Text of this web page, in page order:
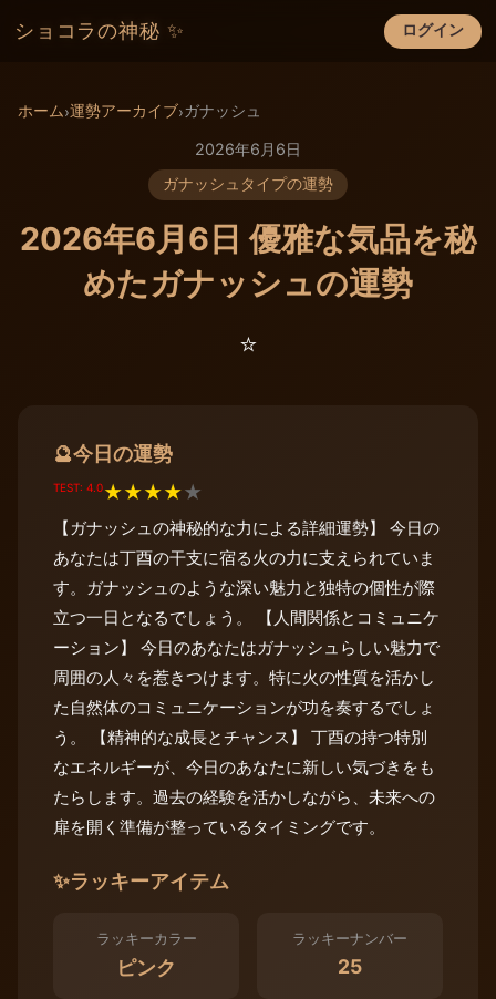
ショコラの神秘 ✨ ログイン
×
ホーム›運勢アーカイブ›ガナッシュ
2026年6月6日
ガナッシュタイプの運勢
2026年6月6日 優雅な気品を秘
めたガナッシュの運勢
⭐️
🔮今日の運勢
TEST: 4.0★★★★★
【ガナッシュの神秘的な力による詳細運勢】 今日の
あなたは丁酉の干支に宿る火の力に支えられていま
す。ガナッシュのような深い魅力と独特の個性が際
立つ一日となるでしょう。 【人間関係とコミュニケ
ーション】 今日のあなたはガナッシュらしい魅力で
周囲の人々を惹きつけます。特に火の性質を活かし
た自然体のコミュニケーションが功を奏するでしょ
う。 【精神的な成長とチャンス】 丁酉の持つ特別
なエネルギーが、今日のあなたに新しい気づきをも
たらします。過去の経験を活かしながら、未来への
扉を開く準備が整っているタイミングです。
✨ラッキーアイテム
ラッキーカラー
ピンク
ラッキーナンバー
25